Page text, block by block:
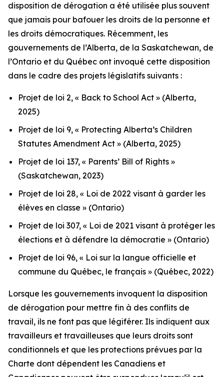
disposition de dérogation a été utilisée plus souvent
que jamais pour bafouer les droits de la personne et
les droits démocratiques. Récemment, les
gouvernements de l’Alberta, de la Saskatchewan, de
l’Ontario et du Québec ont invoqué cette disposition
dans le cadre des projets législatifs suivants :
Projet de loi 2, « Back to School Act » (Alberta,
2025)
Projet de loi 9, « Protecting Alberta’s Children
Statutes Amendment Act » (Alberta, 2025)
Projet de loi 137, « Parents’ Bill of Rights »
(Saskatchewan, 2023)
Projet de loi 28, « Loi de 2022 visant à garder les
élèves en classe » (Ontario)
Projet de loi 307, « Loi de 2021 visant à protéger les
élections et à défendre la démocratie » (Ontario)
Projet de loi 96, « Loi sur la langue officielle et
commune du Québec, le français » (Québec, 2022)
Lorsque les gouvernements invoquent la disposition
de dérogation pour mettre fin à des conflits de
travail, ils ne font pas que légiférer. Ils indiquent aux
travailleurs et travailleuses que leurs droits sont
conditionnels et que les protections prévues par la
Charte dont dépendent les Canadiens et